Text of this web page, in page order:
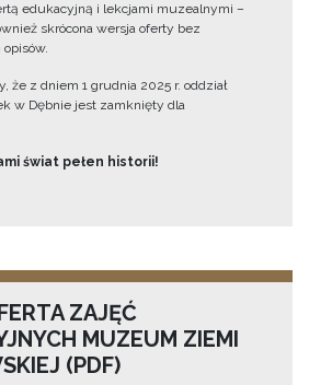
edukacyjną i lekcjami muzealnymi –
skrócona wersja oferty bez
opisów.
że z dniem 1 grudnia 2025 r. oddział
w Dębnie jest zamknięty dla
świat pełen historii!
ZAJĘĆ
MUZEUM ZIEMI
(PDF)